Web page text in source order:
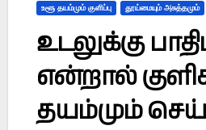
உளூ தயம்மும் குளிப்பு தூய்மையும் அசுத்தமும்
உடலுக்கு
என்றால்
தயம்மும்